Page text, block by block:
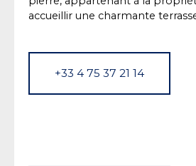
accueillir une charmante
+33 4 75 37 21 14